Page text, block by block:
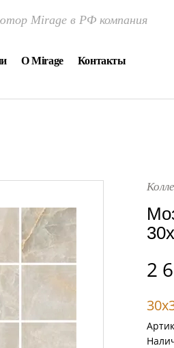
Mirage в РФ компания
О Mirage Контакты
2